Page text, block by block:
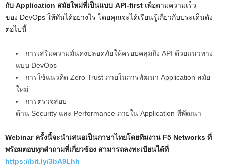
กับ Application สมัยใหม่ที่เป็นแบบ API-first เพื่อตามความเร็ว
ของ DevOps ให้ทันได้อย่างไร โดยคุณจะได้เรียนรู้เกี่ยวกับประเด็นดัง
ต่อไปนี้
การเสริมความมั่นคงปลอดภัยให้ครอบคลุมถึง API ด้วยแนวทาง
แบบ DevOps
การใช้แนวคิด Zero Trust ภายในการพัฒนา Application สมัย
ใหม่
การตรวจสอบ
ด้าน Security และ Performance ภายใน Application ที่พัฒนา
Webinar ครั้งนี้จะนำเสนอเป็นภาษาไทยโดยทีมงาน F5 Networks ที่
พร้อมตอบทุกคำถามที่เกี่ยวข้อง สามารถลงทะเบียนได้ที่
https://bit.ly/3bA9Lhh